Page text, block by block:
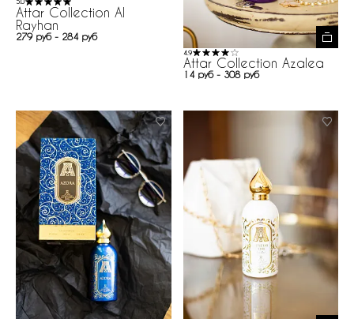
Attar Collection Al
Rayhan
279 руб - 284 руб
4.9
Attar Collection Azalea
14 руб - 308 руб